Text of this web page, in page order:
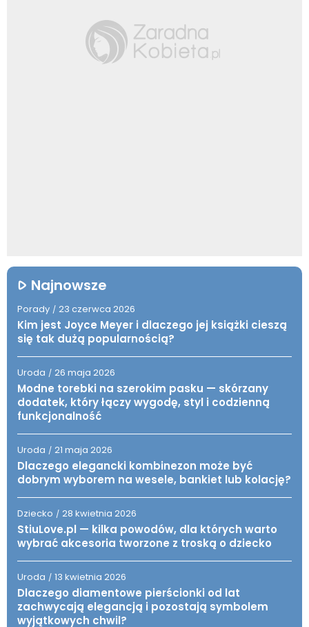
Najnowsze
Porady / 23 czerwca 2026
Kim jest Joyce Meyer i dlaczego jej książki cieszą
się tak dużą popularnością?
Uroda / 26 maja 2026
Modne torebki na szerokim pasku — skórzany
dodatek, który łączy wygodę, styl i codzienną
funkcjonalność
Uroda / 21 maja 2026
Dlaczego elegancki kombinezon może być
dobrym wyborem na wesele, bankiet lub kolację?
Dziecko / 28 kwietnia 2026
StiuLove.pl — kilka powodów, dla których warto
wybrać akcesoria tworzone z troską o dziecko
Uroda / 13 kwietnia 2026
Dlaczego diamentowe pierścionki od lat
zachwycają elegancją i pozostają symbolem
wyjątkowych chwil?